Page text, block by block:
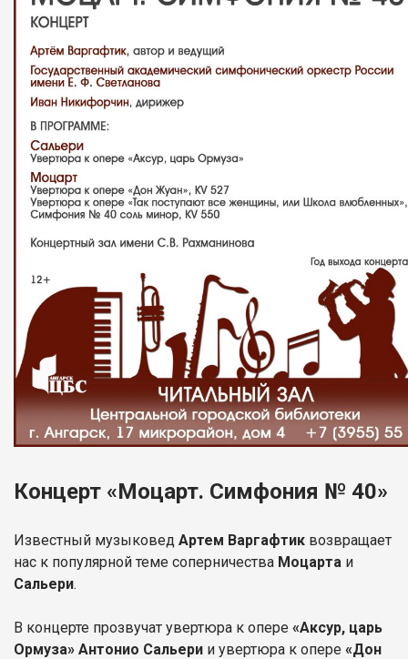
Концерт «Моцарт. Симфония № 40»
Известный музыковед Артем Варгафтик возвращает
нас к популярной теме соперничества Моцарта и
Сальери.
В концерте прозвучат увертюра к опере «Аксур, царь
Ормуза» Антонио Сальери и увертюра к опере «Дон